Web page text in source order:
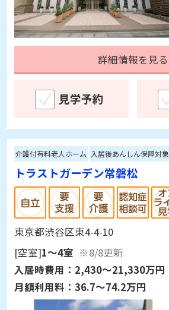
詳細情報を見る
見学予約
介護付有料老人ホーム 入居後あんしん保障対象
トラストガーデン常磐松
東京都渋谷区東4-4-10
[空室]1～4室 ※8/8更新
入居時費用： 2,430～21,330万円
月額利用料： 36.7～74.2万円